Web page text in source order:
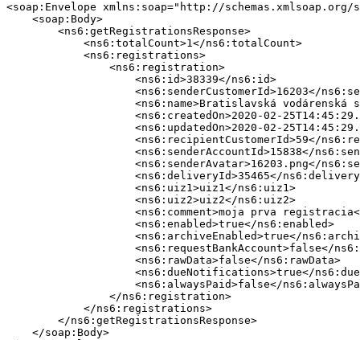
<soap:Envelope xmlns:soap="http://
    <soap:Body>
        <ns6:getRegistrationsResponse>
            <ns6:totalCount>1</ns6:totalCount>
            <ns6:registrations>
                <ns6:registration>
                    <ns6:id>38339</ns6:id>
<ns6:senderCustomerId>16203</
<ns6:name>Bratislavská vodárenská
<ns6:createdOn>2020-02-
<ns6:updatedOn>2020-02-
<ns6:recipientCustomerId>59</
<ns6:senderAccountId>15838</
<ns6:senderAvatar>16203.png</
<ns6:deliveryId>35465</
                    <ns6:uiz1>uiz1</ns6:uiz1>
                    <ns6:uiz2>uiz2</ns6:uiz2>
<ns6:comment>moja prva
                    <ns6:enabled>true</ns6:enabled>
<ns6:archiveEnabled>true</
<ns6:requestBankAccount>false</
                    <ns6:rawData>false</ns6:rawData>
<ns6:dueNotifications>true</
<ns6:alwaysPaid>false</
                </ns6:registration>
            </ns6:registrations>
        </ns6:getRegistrationsResponse>
    </soap:Body>